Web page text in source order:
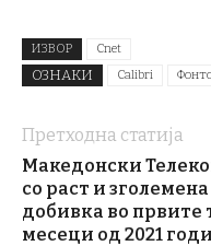
ИЗВОР Cnet
ОЗНАКИ Calibri
Претходна статија
Македонски
со раст и зголемена
добивка во првите
месеци од 2021